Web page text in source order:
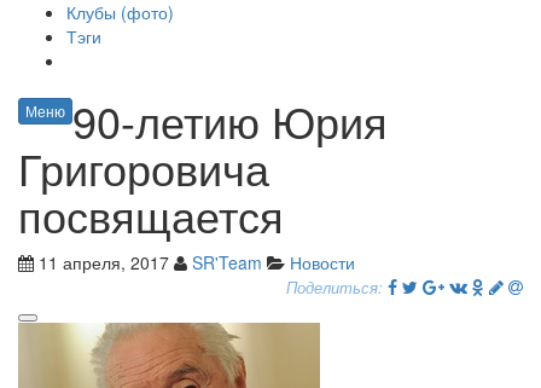
Клубы (фото)
Тэги
Меню 90-летию Юрия
Григоровича
посвящается
11 апреля, 2017 SR'Team Новости
Поделиться: